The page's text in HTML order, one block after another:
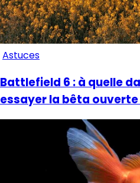
Astuces
Battlefield 6 : à quelle
essayer la bêta ouverte